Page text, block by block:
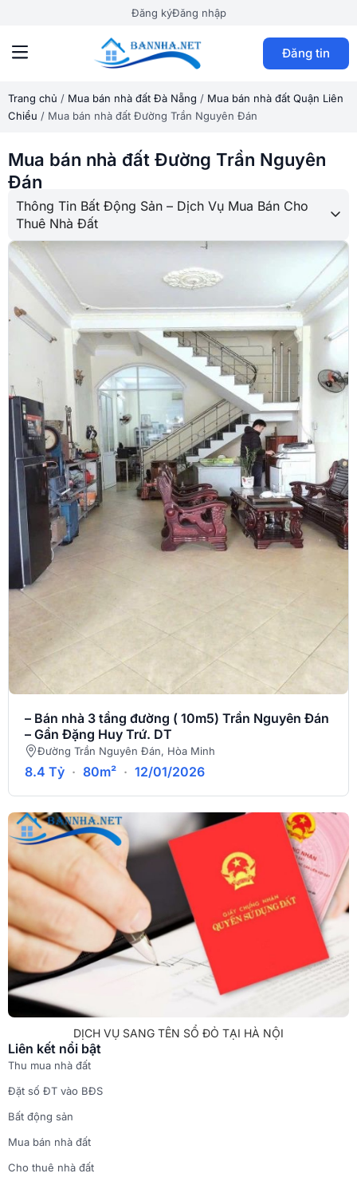
Đăng kýĐăng nhập
Đăng tin
Trang chủ / Mua bán nhà đất Đà Nẵng / Mua bán nhà đất Quận Liên
Chiểu / Mua bán nhà đất Đường Trần Nguyên Đán
Mua bán nhà đất Đường Trần Nguyên
Đán
Thông Tin Bất Động Sản – Dịch Vụ Mua Bán Cho
Thuê Nhà Đất
– Bán nhà 3 tầng đường ( 10m5) Trần Nguyên Đán
– Gần Đặng Huy Trứ. DT
Đường Trần Nguyên Đán, Hòa Minh
8.4 Tỷ · 80m² · 12/01/2026
DỊCH VỤ SANG TÊN SỔ ĐỎ TẠI HÀ NỘI
Liên kết nổi bật
Thu mua nhà đất
Đặt số ĐT vào BĐS
Bất động sản
Mua bán nhà đất
Cho thuê nhà đất